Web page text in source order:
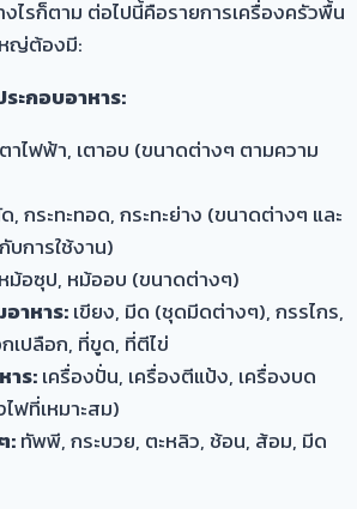
รก็ตาม ต่อไปนี้คือรายการเครื่องครัวพื้น
ญ่ต้องมี:
ะกอบอาหาร:
าไฟฟ้า, เตาอบ (ขนาดต่างๆ ตามความ
, กระทะทอด, กระทะย่าง (ขนาดต่างๆ และ
บการใช้งาน)
ม้อซุป, หม้ออบ (ขนาดต่างๆ)
าหาร:เขียง, มีด (ชุดมีดต่างๆ), กรรไกร,
เปลือก, ที่ขูด, ที่ตีไข่
าร:เครื่องปั่น, เครื่องตีแป้ง, เครื่องบด
ฟที่เหมาะสม)
:ทัพพี, กระบวย, ตะหลิว, ช้อน, ส้อม, มีด